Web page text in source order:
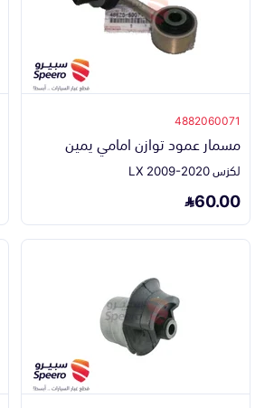
4882060071
مسمار عمود توازن امامي يمين
لكزس LX 2009-2020
60.00